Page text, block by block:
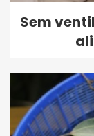
Sem